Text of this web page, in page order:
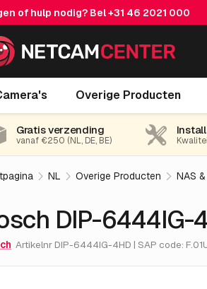
of hulp nodig? Bel+31 46 2021 000
Overige Producten
Bosch DIP-6444IG-4HD 1U 4x4TB
Gratis verzending
vanaf €250 (NL, DE, BE)
NL Overige Producten NAS
DIP-6444IG-
Artikelnr DIP-6444IG-4HD | SAP code: